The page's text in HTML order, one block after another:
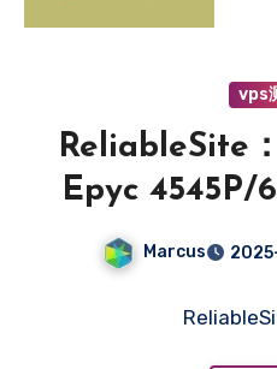
vps
ReliableSite
Epyc 4545P/
NVMe硬盘/
量/1Gbps带
矶/纽约/迈
Marcus